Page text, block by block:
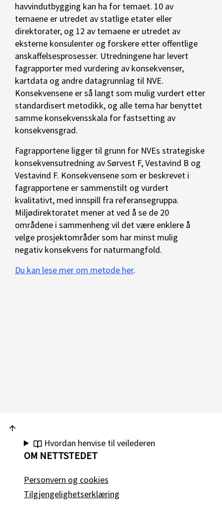
havvindutbygging kan ha for temaet. 10 av
temaene er utredet av statlige etater eller
direktorater, og 12 av temaene er utredet av
eksterne konsulenter og forskere etter offentlige
anskaffelsesprosesser. Utredningene har levert
fagrapporter med vurdering av konsekvenser,
kartdata og andre datagrunnlag til NVE.
Konsekvensene er så langt som mulig vurdert etter
standardisert metodikk, og alle tema har benyttet
samme konsekvensskala for fastsetting av
konsekvensgrad.
Fagrapportene ligger til grunn for NVEs strategiske
konsekvensutredning av Sørvest F, Vestavind B og
Vestavind F. Konsekvensene som er beskrevet i
fagrapportene er sammenstilt og vurdert
kvalitativt, med innspill fra referansegruppa.
Miljødirektoratet mener at ved å se de 20
områdene i sammenheng vil det være enklere å
velge prosjektområder som har minst mulig
negativ konsekvens for naturmangfold.
Du kan lese mer om metode her.
Hvordan henvise til veilederen
OM NETTSTEDET
Personvern og cookies
Tilgjengelighetserklæring